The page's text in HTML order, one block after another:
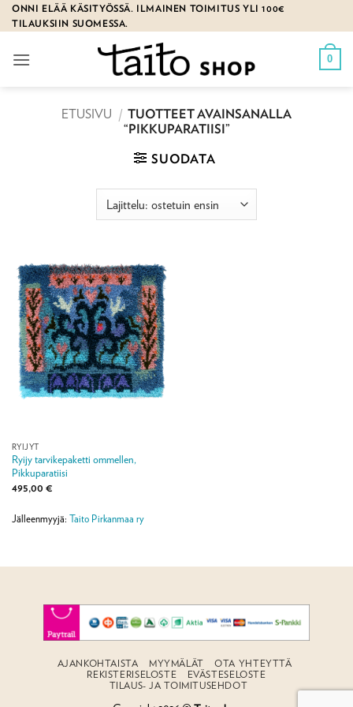
Skip
to
ONNI ELÄÄ KÄSITYÖSSÄ. ILMAINEN TOIMITUS YLI 100€
TILAUKSIIN SUOMESSA.
0
ETUSIVU / TUOTTEET AVAINSANALLA
“PIKKUPARATIISI”
SUODATA
RYIJYT
Ryijy tarvikepaketti ommellen,
Pikkuparatiisi
495,00 €
Jälleenmyyjä: Taito Pirkanmaa ry
AJANKOHTAISTA MYYMÄLÄT
OTA YHTEYTTÄ
REKISTERISELOSTE
EVÄSTESELOSTE
TILAUS- JA TOIMITUSEHDOT